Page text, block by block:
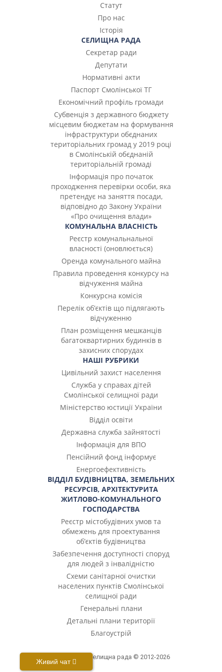
Статут
Про нас
Історія
СЕЛИЩНА РАДА
Секретар ради
Депутати
Нормативні акти
Паспорт Смолінської ТГ
Економічний профіль громади
Субвенція з державного бюджету
місцевим бюджетам на формування
інфраструктури обєднаних
територіальних громад у 2019 році
в Смолінській обєднаній
територіальній громаді
Інформація про початок
проходження перевірки особи, яка
претендує на заняття посади,
відповідно до Закону України
«Про очищення влади»
КОМУНАЛЬНА ВЛАСНІСТЬ
Реєстр комунальнальної
власності (оновлюється)
Оренда комунального майна
Правила проведення конкурсу на
відчуження майна
Конкурсна комісія
Перелік об’єктів що підлягають
відчуженню
План розміщення мешканців
багатоквартирних будинків в
захисних спорудах
НАШІ РУБРИКИ
Цивільний захист населення
Служба у справах дітей
Смолінської селищної ради
Міністерство юстиції України
Відділ освіти
Державна служба зайнятості
Інформація для ВПО
Пенсійний фонд інформує
Енергоефективність
ВІДДІЛ БУДІВНИЦТВА, ЗЕМЕЛЬНИХ
РЕСУРСІВ, АРХІТЕКТУРИТА
ЖИТЛОВО-КОМУНАЛЬНОГО
ГОСПОДАРСТВА
Реєстр містобудівних умов та
обмежень для проектування
об’єктів будівництва
Забезпечення доступності споруд
для людей з інвалідністю
Cхеми санітарної очистки
населених пунктів Смолінської
селищної ради
Генеральні плани
Детальні плани території
Благоустрій
Смолінська селищна рада © 2012-2026
Живий чат